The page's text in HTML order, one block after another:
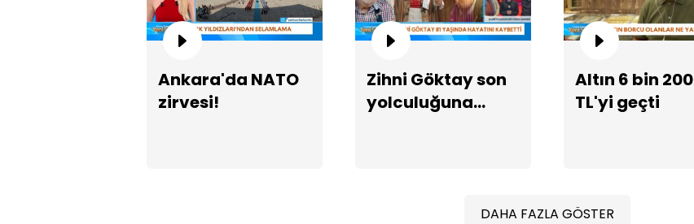
Ankara'da NATO
zirvesi!
Zihni Göktay son
yolculuğuna
Altın 6 bin 200
TL'yi geçti
DAHA FAZLA GÖSTER